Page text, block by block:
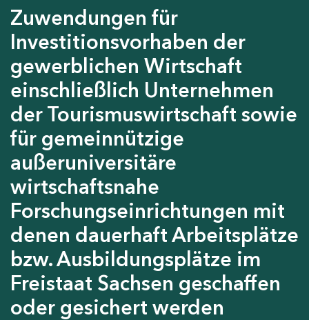
Zuwendungen für
Investitionsvorhaben der
gewerblichen Wirtschaft
einschließlich Unternehmen
der Tourismuswirtschaft sowie
für gemeinnützige
außeruniversitäre
wirtschaftsnahe
Forschungseinrichtungen mit
denen dauerhaft Arbeitsplätze
bzw. Ausbildungsplätze im
Freistaat Sachsen geschaffen
oder gesichert werden